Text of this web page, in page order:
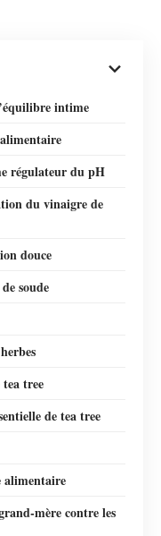
intime
régulateur du pH
du vinaigre de
douce
soude
tea tree
de tea tree
alimentaire
mère contre les